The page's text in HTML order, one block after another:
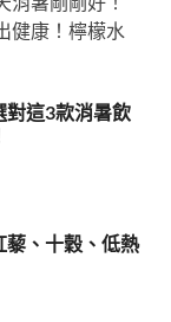
健康！檸檬水
對這3款消暑飲
藜、十穀、低熱